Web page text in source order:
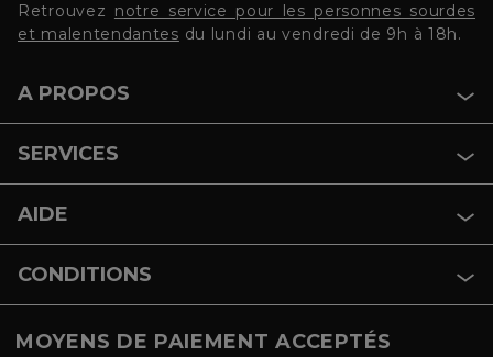
Retrouvez notre service pour les personnes sourdes
et malentendantes du lundi au vendredi de 9h à 18h.
A PROPOS
SERVICES
AIDE
CONDITIONS
MOYENS DE PAIEMENT ACCEPTÉS